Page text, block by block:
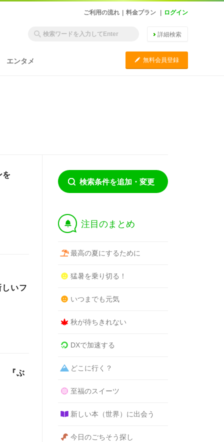
ご利用の流れ 料金プラン ログイン
詳細検索
エンタメ C 無料会員登録
を
いフ
『ぶ
検索条件を追加・変更
† 注目のまとめ
最高の夏にするために
猛暑を乗り切る！
いつまでも元気
秋が待ちきれない
DXで加速する
どこに行く？
至福のスイーツ
新しい本（世界）に出会う
今日のごちそう探し